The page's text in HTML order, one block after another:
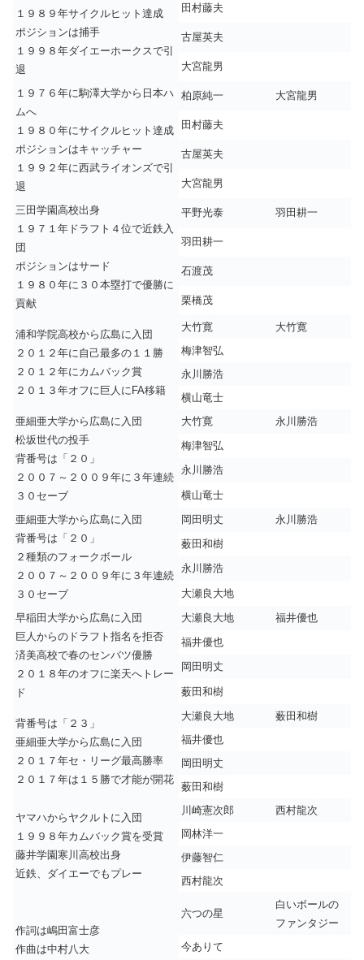
１９８９年サイクルヒット達成
ポジションは捕手
１９９８年ダイエーホークスで引
退
田村藤夫
古屋英夫
大宮龍男
１９７６年に駒澤大学から日本ハ
ムへ
１９８０年にサイクルヒット達成
ポジションはキャッチャー
１９９２年に西武ライオンズで引
退
柏原純一 大宮龍男
田村藤夫
古屋英夫
大宮龍男
三田学園高校出身
１９７１年ドラフト４位で近鉄入
団
ポジションはサード
１９８０年に３０本塁打で優勝に
貢献
平野光泰 羽田耕一
羽田耕一
石渡茂
栗橋茂
浦和学院高校から広島に入団
２０１２年に自己最多の１１勝
２０１２年にカムバック賞
２０１３年オフに巨人にFA移籍
大竹寛
大竹寛
梅津智弘
永川勝浩
横山竜士
亜細亜大学から広島に入団
松坂世代の投手
背番号は「２０」
２００７～２００９年に３年連続
３０セーブ
大竹寛
永川勝浩
梅津智弘
永川勝浩
横山竜士
亜細亜大学から広島に入団
背番号は「２０」
２種類のフォークボール
２００７～２００９年に３年連続
３０セーブ
岡田明丈
永川勝浩
薮田和樹
永川勝浩
大瀬良大地
早稲田大学から広島に入団
巨人からのドラフト指名を拒否
済美高校で春のセンバツ優勝
２０１８年のオフに楽天へトレー
ド
大瀬良大地
福井優也
福井優也
岡田明丈
薮田和樹
背番号は「２３」
亜細亜大学から広島に入団
２０１７年セ・リーグ最高勝率
２０１７年は１５勝で才能が開花
大瀬良大地
薮田和樹
福井優也
岡田明丈
薮田和樹
ヤマハからヤクルトに入団
１９９８年カムバック賞を受賞
藤井学園寒川高校出身
近鉄、ダイエーでもプレー
川崎憲次郎
西村龍次
岡林洋一
伊藤智仁
西村龍次
作詞は嶋田富士彦
作曲は中村八大
六つの星
白いボールの
ファンタジー
今ありて